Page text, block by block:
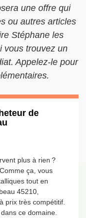
une offre qui
ou autres articles
Stéphane les
vous trouvez un
Appelez-le pour
de
plus à rien ?
ça, vous
tout en
45210,
prix très compétitif.
ce domaine.